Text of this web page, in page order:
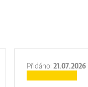
Přidáno:21.07.2026